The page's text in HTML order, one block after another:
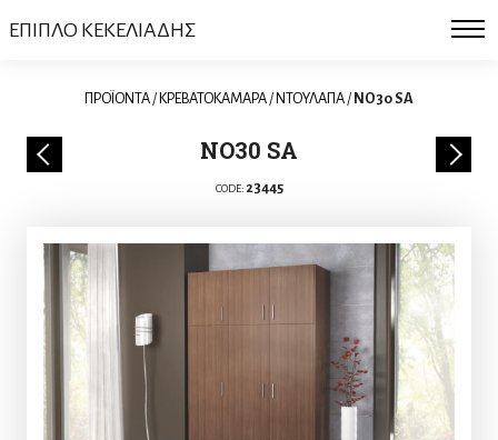
ΕΠΙΠΛΟ ΚΕΚΕΛΙΑΔΗΣ
ΠΡΟΪΟΝΤΑ / ΚΡΕΒΑΤΟΚΑΜΑΡΑ / ΝΤΟΥΛΑΠΑ / NO30 SA
NO30 SA
CODE: 23445